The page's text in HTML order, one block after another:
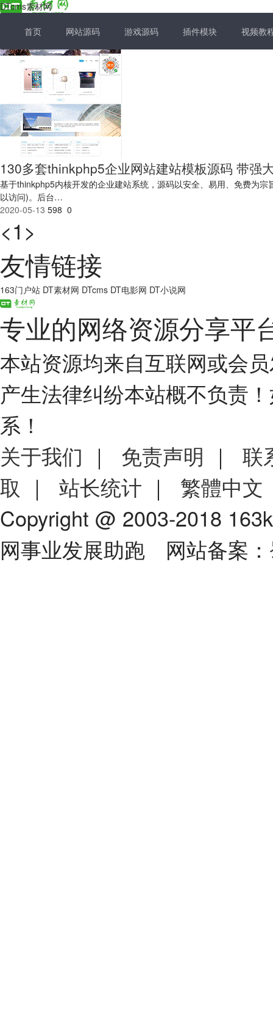
DTcms素材网
首页 网站源码 游戏源码 插件模块 视频教
130多套thinkphp5企业网站建站模板源码 带强
基于thinkphp5内核开发的企业建站系统，源码以安全、易用、免费为
以访问)。后台…
2020-05-13 598 0
<1 >
友情链接
163门户站 DT素材网 DTcms DT电影网 DT小说网
专业的网络资源分享平
本站资源均来自互联网或会
产生法律纠纷本站概不负责
系！
关于我们 ｜ 免责声明 ｜ 联
取 ｜ 站长统计 ｜ 繁體中文
Copyright @ 2003-2018
网事业发展助跑 网站备案：